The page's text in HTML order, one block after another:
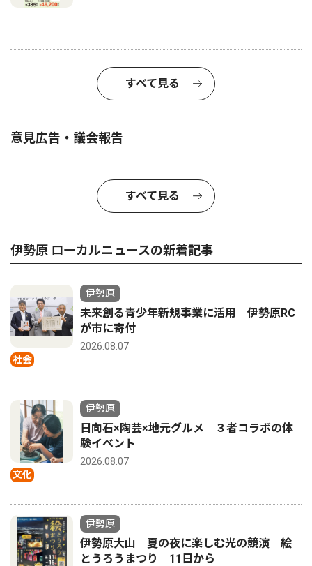
すべて見る
意見広告・議会報告
すべて見る
伊勢原 ローカルニュースの新着記事
社会
伊勢原
未来創る青少年新規事業に活用 伊勢原RC
が市に寄付
2026.08.07
文化
伊勢原
日向石×陶芸×地元グルメ ３者コラボの体
験イベント
2026.08.07
伊勢原
伊勢原大山 夏の夜に楽しむ光の競演 絵
とうろうまつり 11日から